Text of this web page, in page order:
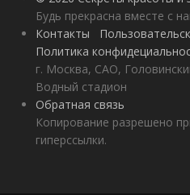
Будь прекрасна вместе с
Контакты
Политика
г. Москва, САО,
Водный стадион
Обратная связь
Копирование разрешено
гиперссылки.